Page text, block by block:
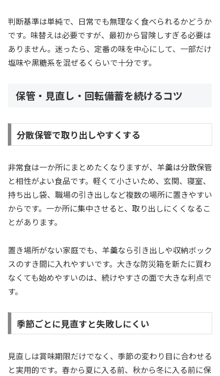
判断基準は単純で、日常でも無理なく食べられるかどうか
です。味替えは必要ですが、最初から冒険しすぎる必要は
ありません。迷ったら、定番の味を中心にして、一部だけ
塩味や黒糖系を混ぜるくらいで十分です。
保管・見直し・回転備蓄を続けるコツ
分散保管で取り出しやすくする
非常食は一か所にまとめたくなりますが、羊羹は分散保管
と相性がよい食品です。軽くて小さいため、玄関、寝室、
持ち出し袋、職場の引き出しなど複数の場所に置きやすい
からです。一か所に集中させると、取り出しにくくなるこ
とがあります。
置き場所がない家庭でも、羊羹なら引き出しや収納ボック
スのすき間に入れやすいです。大きな防災箱を新たに買わ
なくても始めやすいのは、続けやすさの面で大きな利点で
す。
季節ごとに見直すと失敗しにくい
見直しは賞味期限だけでなく、季節の変わり目に合わせる
と実用的です。春から夏に入る前、秋から冬に入る前に保